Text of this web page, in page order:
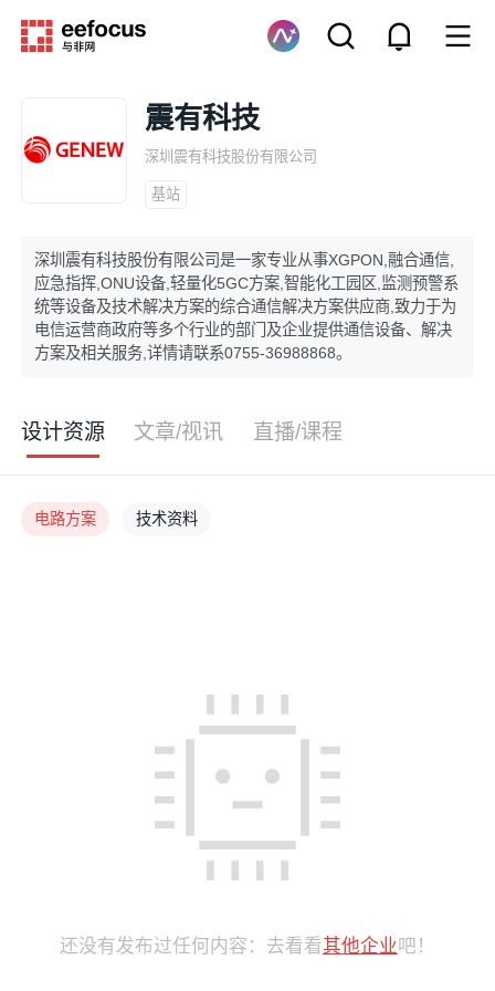
震有科技
深圳震有科技股份有限公司
基站
深圳震有科技股份有限公司是一家专业从事XGPON,融合通信,
应急指挥,ONU设备,轻量化5GC方案,智能化工园区,监测预警系
统等设备及技术解决方案的综合通信解决方案供应商,致力于为
电信运营商政府等多个行业的部门及企业提供通信设备、解决
方案及相关服务,详情请联系0755-36988868。
设计资源 文章/视讯 直播/课程
电路方案 技术资料
还没有发布过任何内容：去看看其他企业吧！